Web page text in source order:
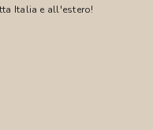
Italia e all'estero!